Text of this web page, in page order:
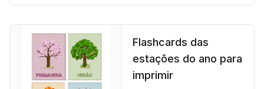
Flashcards das
estações do ano para
imprimir